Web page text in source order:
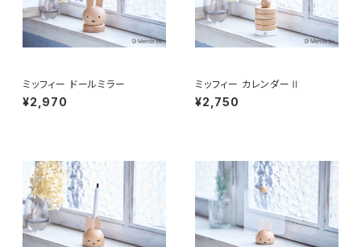
ミッフィー ドールミラー
¥2,970
ミッフィー カレンダーⅡ
¥2,750